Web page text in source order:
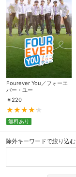
Fourever You／フォーエ
バー・ユー
￥ 220
無料あり
除外キーワードで絞り込む